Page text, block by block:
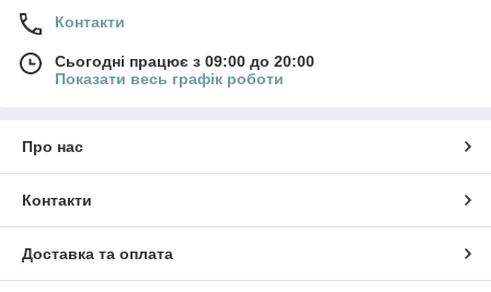
Контакти
Сьогодні працює з 09:00 до 20:00
Показати весь графік роботи
Про нас
Контакти
Доставка та оплата